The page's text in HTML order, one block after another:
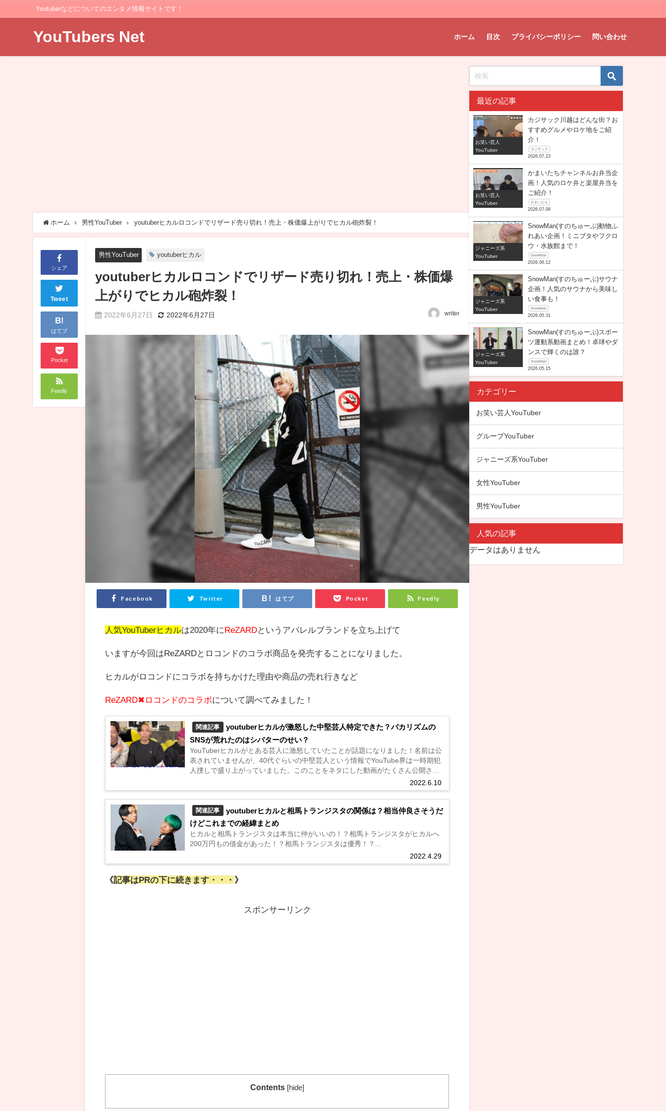
Youtuberなどについてのエンタメ情報サイトです！
YouTubers Net ホーム 目次 プライバシーポリシー 問い合わせ
ホーム 男性YouTuber youtuberヒカルロコンドでリザード売り切れ！売上・株価爆上がりでヒカル砲炸裂！
シェア
Tweet
B!
はてブ
Pocket
Feedly
男性YouTuber youtuberヒカル
youtuberヒカルロコンドでリザード売り切れ！売上・株価爆
上がりでヒカル砲炸裂！
2022年6月27日 2022年6月27日 writer
Facebook Twitter はてブ Pocket Feedly
人気YouTuberヒカルは2020年にReZARDというアパレルブランドを立ち上げて
いますが今回はReZARDとロコンドのコラボ商品を発売することになりました。
ヒカルがロコンドにコラボを持ちかけた理由や商品の売れ行きなど
ReZARD✖ロコンドのコラボについて調べてみました！
関連記事
youtuberヒカルが激怒した中堅芸人特定できた？バカリズムの
SNSが荒れたのはシバターのせい？
2022.6.10
YouTuberヒカルがとある芸人に激怒していたことが話題になりました！名前は公
表されていませんが、40代ぐらいの中堅芸人という情報でYouTube界は一時期犯
人捜しで盛り上がっていました。このことをネタにした動画がたくさん公開され
る中でバカリズムのSNSが大荒れ？原因はシバターだった？自分でだと名...
関連記事
youtuberヒカルと相馬トランジスタの関係は？相当仲良さそうだ
けどこれまでの経緯まとめ
2022.4.29
ヒカルと相馬トランジスタは本当に仲がいいの！？相馬トランジスタがヒカルへ
200万円もの借金があった！？相馬トランジスタは優秀！？...
《記事はPRの下に続きます・・・ 》
スポンサーリンク
Contents hide]
最近の記事
お笑い芸人
YouTuber
カジサック川越はどんな街？お
すすめグルメやロケ地をご紹
介！
カジサック
2026.07.23
お笑い芸人
YouTuber
かまいたちチャンネルお弁当企
画！人気のロケ弁と楽屋弁当を
ご紹介！
かまいたち
2026.07.08
ジャニーズ系
YouTuber
SnowMan(すのちゅーぶ)動物ふ
れあい企画！ミニブタやフクロ
ウ・水族館まで！
SnowMan
2026.06.12
ジャニーズ系
YouTuber
SnowMan(すのちゅーぶ)サウナ
企画！人気のサウナから美味し
い食事も！
SnowMan
2026.05.31
ジャニーズ系
YouTuber
SnowMan(すのちゅーぶ)スポー
ツ運動系動画まとめ！卓球やダ
ンスで輝くのは誰？
SnowMan
2026.05.15
カテゴリー
お笑い芸人YouTuber
グループYouTuber
ジャニーズ系YouTuber
女性YouTuber
男性YouTuber
人気の記事
データはありません